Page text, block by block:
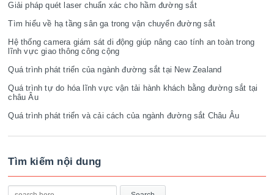
Giải pháp quét laser chuẩn xác cho hầm đường sắt
Tìm hiểu về hạ tầng sân ga trong vận chuyển đường sắt
Hệ thống camera giám sát di động giúp nâng cao tính an toàn trong
lĩnh vực giao thông công cộng
Quá trình phát triển của ngành đường sắt tại New Zealand
Quá trình tự do hóa lĩnh vực vận tải hành khách bằng đường sắt tại
châu Âu
Quá trình phát triển và cải cách của ngành đường sắt Châu Âu
Tìm kiếm nội dung